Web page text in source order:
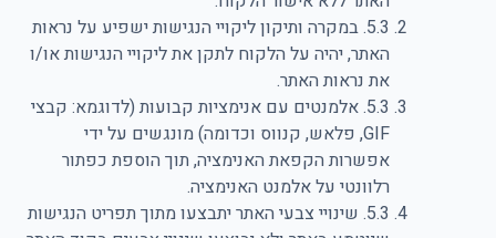
5.3. במקרה ותיקון ליקויי הנגישות ישפיע על נראות
האתר, יהיה על הלקוח לתקן את ליקויי הנגישות או/ו
את נראות האתר.
5.3. אלמנטים עם אנימציות קבועות (לדוגמא: קבצי
GIF, פלאש, קנווס וכדומה) מונגשים על ידי
אפשרות הקפאת האנימציה, תוך הוספת כפתור
רלוונטי על אלמנט האנימציה.
5.3. שינויי צבעי האתר יתבצעו מתוך תפריט הנגישות